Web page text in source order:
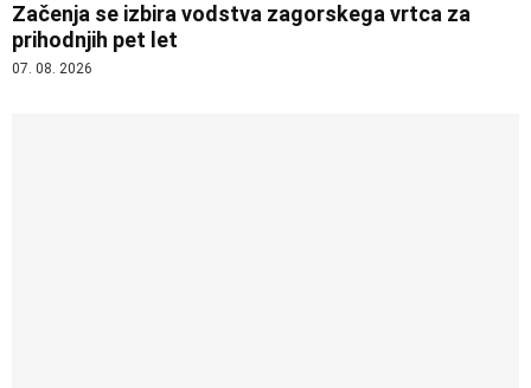
Začenja se izbira vodstva zagorskega vrtca za
prihodnjih pet let
07. 08. 2026